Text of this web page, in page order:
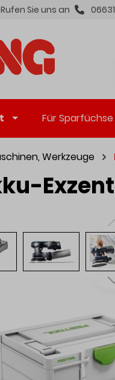
Sie uns an
Für Sparfüchse
Werkzeuge